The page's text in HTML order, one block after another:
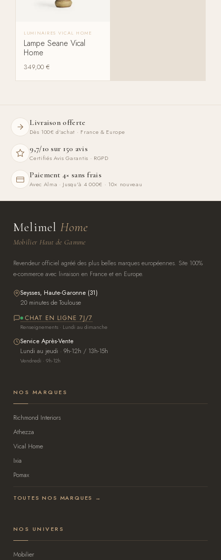
LUMINAIRES VICAL HOME
Lampe Seane Vical
Home
349,00€
Livraison offerte
Dès 100€ d'achat · France & Europe
9,7/10 sur 150 avis
Certifiés Avis Garantis · RGPD
Paiement 4× sans frais
Avec Alma · Jusqu'à 4 000€ · 10× nouveau
Melimel Home
Mobilier Haut de Gamme
Revendeur officiel agréé des plus belles marques européennes. Site 100%
e-commerce avec livraison en France et en Europe.
Seysses, Haute-Garonne (31)
20 minutes de Toulouse
CHAT EN LIGNE 7J/7
Renseignements · Lundi au dimanche
Service Après-Vente
Lundi au jeudi · 9h-12h / 13h-15h
Vendredi · 9h-12h
NOS MARQUES
Richmond Interiors
Athezza
Vical Home
Ixia
Pomax
TOUTES NOS MARQUES →
NOS UNIVERS
Mobilier